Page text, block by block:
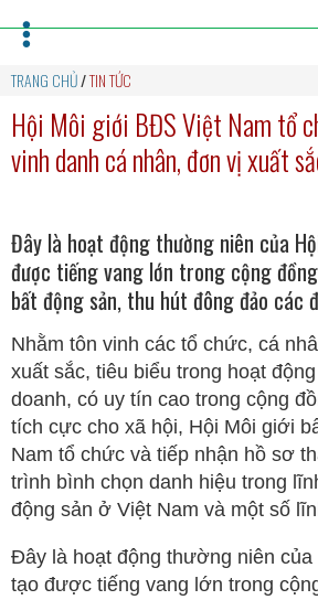
TRANG CHỦ/TIN TỨC
Hội Môi giới BĐS Việt Nam tổ
vinh danh cá nhân, đơn vị xuất
Đây là hoạt động thường niên của
được tiếng vang lớn trong cộng
bất động sản, thu hút đông đảo các
Nhằm tôn vinh các tổ chức, cá
xuất sắc, tiêu biểu trong hoạt
doanh, có uy tín cao trong cộng
tích cực cho xã hội, Hội Môi giới
Nam tổ chức và tiếp nhận hồ sơ
trình bình chọn danh hiệu trong
động sản ở Việt Nam và một số
Đây là hoạt động thường niên
tạo được tiếng vang lớn trong